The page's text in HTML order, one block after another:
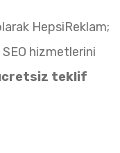
HepsiReklam;
hizmetlerini
teklif